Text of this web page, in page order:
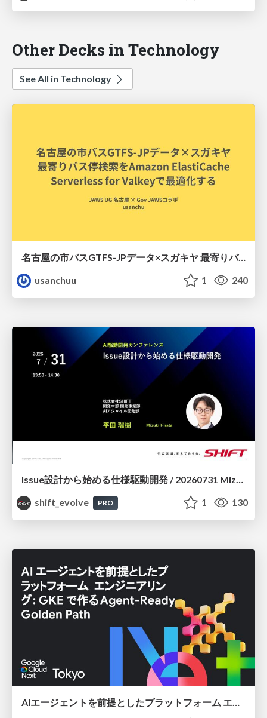
Other Decks in Technology
See All in Technology
名古屋の市バスGTFS-JPデータ×スガキヤ 最寄りバス停検索をAmazon ElastiCache Serverless for Valkeyで最適化する
usanchuu
1 240
Issue設計から始める仕様駆動開発 / 20260731 Mizuki Hirata
shift_evolve
PRO 1 130